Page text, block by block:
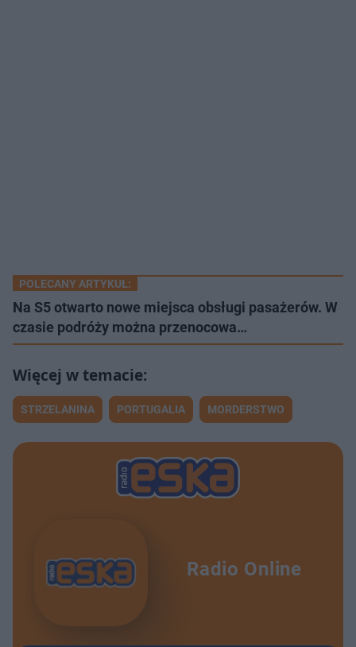
POLECANY ARTYKUŁ:
Na S5 otwarto nowe miejsca obsługi pasażerów. W
czasie podróży można przenocowa…
STRZELANINA PORTUGALIA MORDERSTWO
Radio Online